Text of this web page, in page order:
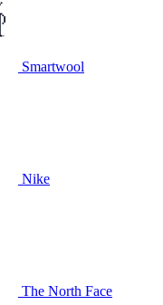
Smartwool
Nike
The North Face